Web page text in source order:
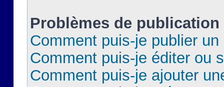
Problèmes de publication
Comment puis-je publier
Comment puis-je éditer ou
Comment puis-je ajouter